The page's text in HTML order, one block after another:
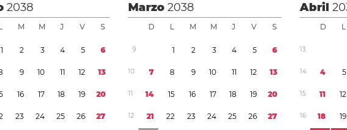
2038
M M J V S
1 2 3 4 5 6
9 10 11 12 13
16 17 18 19 20
23 24 25 26 27
Marzo2038
D L M M J V S
9 1 2 3 4 5 6
10 7 8 9 10 11 12 13
11 14 15 16 17 18 19 20
12 21 22 23 24 25 26 27
Abril
D L
13
14 4 5
15 11 12
16 18 19